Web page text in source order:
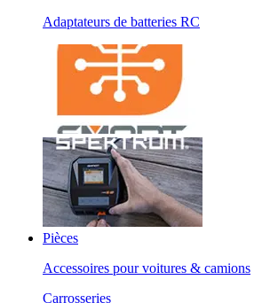
Adaptateurs de batteries RC
Pièces
Accessoires pour voitures & camions
Carrosseries